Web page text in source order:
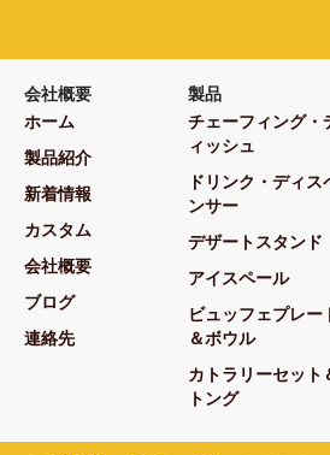
会社概要
ホーム
製品紹介
新着情報
カスタム
会社概要
ブログ
連絡先
製品
チェーフィング・
ィッシュ
ドリンク・ディス
ンサー
デザートスタンド
アイスペール
ビュッフェプレー
＆ボウル
カトラリーセット
トング